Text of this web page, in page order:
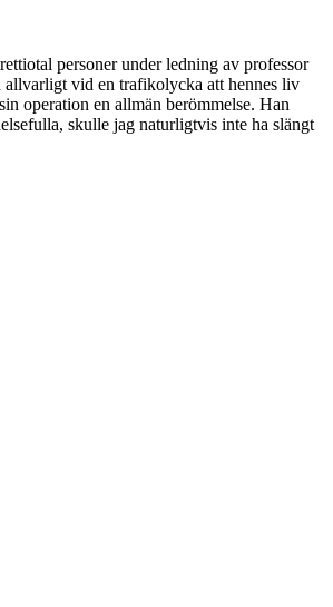
personer under ledning av professor
allvarligt vid en trafikolycka att hennes liv
operation en allmän berömmelse. Han
skulle jag naturligtvis inte ha slängt